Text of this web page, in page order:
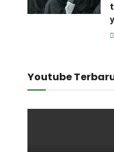
Youtube